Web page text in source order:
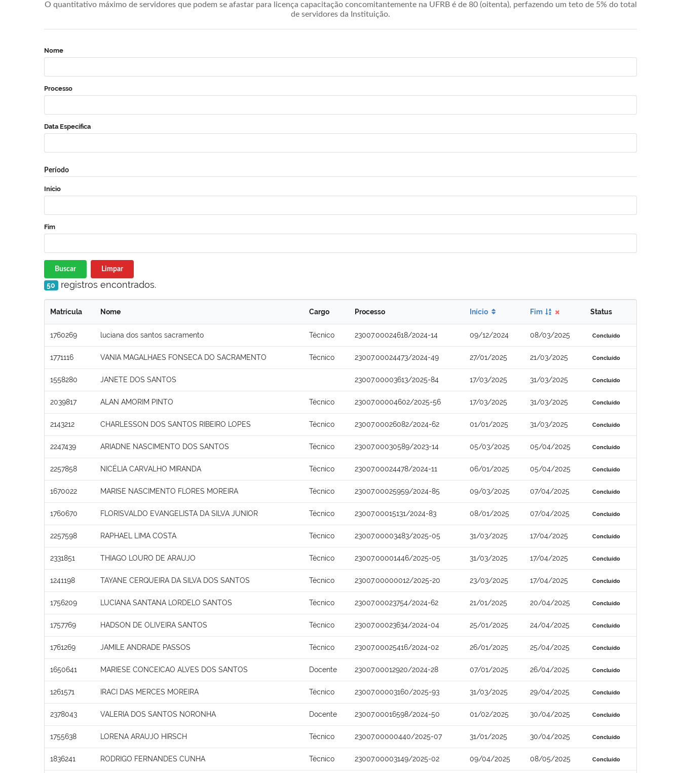
O quantitativo máximo de servidores que podem se afastar para licença capacitação concomitantemente na UFRB é de 80 (oitenta), perfazendo um teto de 5% do total
de servidores da Instituição.
Nome
Processo
Data Específica
Período
Início
Fim
Buscar Limpar
50 registros encontrados.
Matrícula Nome Cargo Processo Início Fim Status
1760269 luciana dos santos sacramento Técnico 23007.00024618/2024-14 09/12/2024 08/03/2025 Concluído
1771116 VANIA MAGALHAES FONSECA DO SACRAMENTO Técnico 23007.00024473/2024-49 27/01/2025 21/03/2025 Concluído
1558280 JANETE DOS SANTOS 23007.00003613/2025-84 17/03/2025 31/03/2025 Concluído
2039817 ALAN AMORIM PINTO Técnico 23007.00004602/2025-56 17/03/2025 31/03/2025 Concluído
2143212 CHARLESSON DOS SANTOS RIBEIRO LOPES Técnico 23007.00026082/2024-62 01/01/2025 31/03/2025 Concluído
2247439 ARIADNE NASCIMENTO DOS SANTOS Técnico 23007.00030589/2023-14 05/03/2025 05/04/2025 Concluído
2257858 NICÉLIA CARVALHO MIRANDA Técnico 23007.00024478/2024-11 06/01/2025 05/04/2025 Concluído
1670022 MARISE NASCIMENTO FLORES MOREIRA Técnico 23007.00025959/2024-85 09/03/2025 07/04/2025 Concluído
1760670 FLORISVALDO EVANGELISTA DA SILVA JUNIOR Técnico 23007.00015131/2024-83 08/01/2025 07/04/2025 Concluído
2257598 RAPHAEL LIMA COSTA Técnico 23007.00003483/2025-05 31/03/2025 17/04/2025 Concluído
2331851 THIAGO LOURO DE ARAUJO Técnico 23007.00001446/2025-05 31/03/2025 17/04/2025 Concluído
1241198 TAYANE CERQUEIRA DA SILVA DOS SANTOS Técnico 23007.00000012/2025-20 23/03/2025 17/04/2025 Concluído
1756209 LUCIANA SANTANA LORDELO SANTOS Técnico 23007.00023754/2024-62 21/01/2025 20/04/2025 Concluído
1757769 HADSON DE OLIVEIRA SANTOS Técnico 23007.00023634/2024-04 25/01/2025 24/04/2025 Concluído
1761269 JAMILE ANDRADE PASSOS Técnico 23007.00025416/2024-02 26/01/2025 25/04/2025 Concluído
1650641 MARIESE CONCEICAO ALVES DOS SANTOS Docente 23007.00012920/2024-28 07/01/2025 26/04/2025 Concluído
1261571 IRACI DAS MERCES MOREIRA Técnico 23007.00003160/2025-93 31/03/2025 29/04/2025 Concluído
2378043 VALERIA DOS SANTOS NORONHA Docente 23007.00016598/2024-50 01/02/2025 30/04/2025 Concluído
1755638 LORENA ARAUJO HIRSCH Técnico 23007.00000440/2025-07 31/01/2025 30/04/2025 Concluído
1836241 RODRIGO FERNANDES CUNHA Técnico 23007.00003149/2025-02 09/04/2025 08/05/2025 Concluído